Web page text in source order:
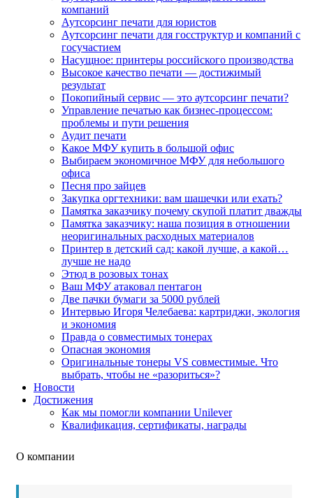
компаний
Аутсорсинг печати для юристов
Аутсорсинг печати для госструктур и компаний с
госучастием
Насущное: принтеры российского производства
Высокое качество печати — достижимый
результат
Покопийный сервис — это аутсорсинг печати?
Управление печатью как бизнес-процессом:
проблемы и пути решения
Аудит печати
Какое МФУ купить в большой офис
Выбираем экономичное МФУ для небольшого
офиса
Песня про зайцев
Закупка оргтехники: вам шашечки или ехать?
Памятка заказчику почему скупой платит дважды
Памятка заказчику: наша позиция в отношении
неоригинальных расходных материалов
Принтер в детский сад: какой лучше, а какой…
лучше не надо
Этюд в розовых тонах
Ваш МФУ атаковал пентагон
Две пачки бумаги за 5000 рублей
Интервью Игоря Челебаева: картриджи, экология
и экономия
Правда о совместимых тонерах
Опасная экономия
Оригинальные тонеры VS совместимые. Что
выбрать, чтобы не «разориться»?
Новости
Достижения
Как мы помогли компании Unilever
Квалификация, сертификаты, награды
О компании